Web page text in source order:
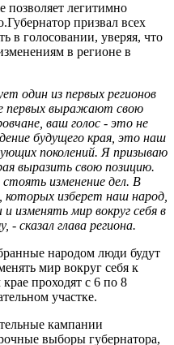
позволяет легитимно
призвал всех
в голосовании, уверяя, что
в регионе в
один из первых регионов
первых выражают свою
ваш голос - это не
будущего края, это наш
поколений. Я призываю
выразить свою позицию.
изменение дел. В
изберет наш народ,
изменять мир вокруг себя в
- сказал глава региона.
народом люди будут
мир вокруг себя к
проходят с 6 по 8
участке.
кампании
выборы губернатора,